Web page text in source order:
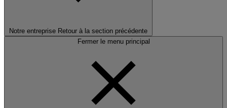
Notre entreprise Retour à la section précédente
Fermer le menu principal